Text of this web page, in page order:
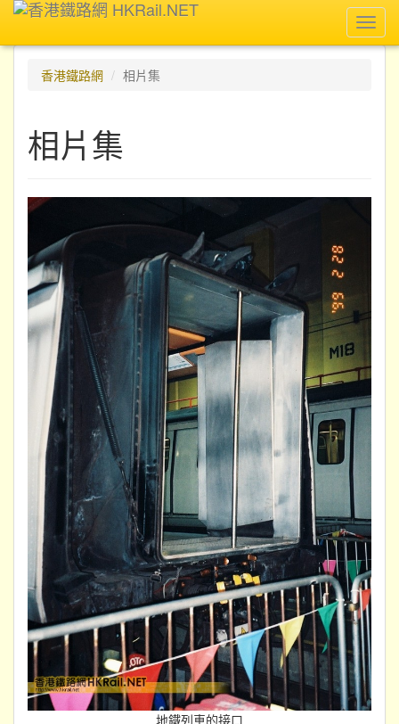
香港鐵路網
相片集
相片集
地鐵列車的接口